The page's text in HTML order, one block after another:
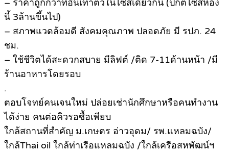
– ราคาถูกกว่าที่อื่นเท่าตัวในไซส์เดียวกัน (ปกติไซส์ห้อง
นี้ 3ล้านขึ้นไป)
– สภาพแวดล้อมดี สังคมคุณภาพ ปลอดภัย มี รปภ. 24
ชม.
– ใช้ชีวิตได้สะดวกสบาย มีลิฟต์ /ติด 7-11ด้านหน้า /มี
ร้านอาหารโดยรอบ
.
ตอบโจทย์คนเจนใหม่ ปล่อยเช่านักศึกษาหรือคนทำงาน
ได้ง่าย คนต่อคิวรอซื้อเพียบ
ใกล้สถานที่สำคัญ ม.เกษตร อ่าวอุดม/ รพ.แหลมฉบัง/
ใกล้Thai oil ใกล้ท่าเรือแหลมฉบัง /ใกล้เครือสหพัฒน์ฯ